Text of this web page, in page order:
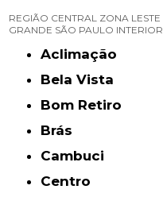
REGIÃO CENTRAL ZONA LESTE
GRANDE SÃO PAULO INTERIOR
Aclimação
Bela Vista
Bom Retiro
Brás
Cambuci
Centro